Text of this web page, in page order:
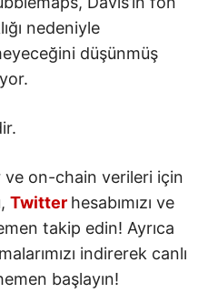
nedeniyle
düşünmüş
ve on-chain verileri için
Twitter hesabımızı ve
takip edin! Ayrıca
indirerek canlı
başlayın!